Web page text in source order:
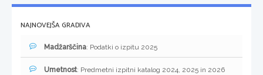
NAJNOVEJŠA GRADIVA
Madžarščina: Podatki o izpitu 2025
Umetnost: Predmetni izpitni katalog 2024, 2025 in 2026